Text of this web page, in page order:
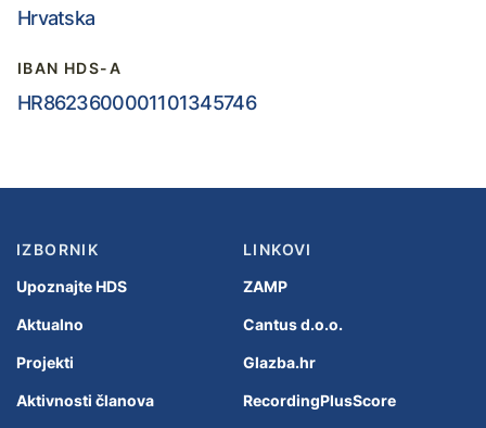
Hrvatska
IBAN HDS-A
HR8623600001101345746
IZBORNIK
Upoznajte HDS
Aktualno
Projekti
Aktivnosti članova
LINKOVI
ZAMP
Cantus d.o.o.
Glazba.hr
RecordingPlusScore